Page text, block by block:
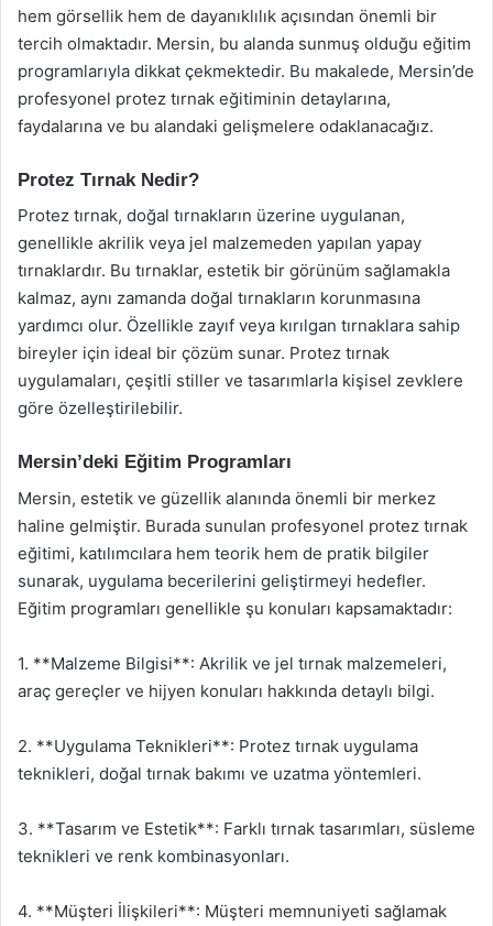
hem görsellik hem de dayanıklılık açısından önemli bir
tercih olmaktadır. Mersin, bu alanda sunmuş olduğu eğitim
programlarıyla dikkat çekmektedir. Bu makalede, Mersin’de
profesyonel protez tırnak eğitiminin detaylarına,
faydalarına ve bu alandaki gelişmelere odaklanacağız.
Protez Tırnak Nedir?
Protez tırnak, doğal tırnakların üzerine uygulanan,
genellikle akrilik veya jel malzemeden yapılan yapay
tırnaklardır. Bu tırnaklar, estetik bir görünüm sağlamakla
kalmaz, aynı zamanda doğal tırnakların korunmasına
yardımcı olur. Özellikle zayıf veya kırılgan tırnaklara sahip
bireyler için ideal bir çözüm sunar. Protez tırnak
uygulamaları, çeşitli stiller ve tasarımlarla kişisel zevklere
göre özelleştirilebilir.
Mersin’deki Eğitim Programları
Mersin, estetik ve güzellik alanında önemli bir merkez
haline gelmiştir. Burada sunulan profesyonel protez tırnak
eğitimi, katılımcılara hem teorik hem de pratik bilgiler
sunarak, uygulama becerilerini geliştirmeyi hedefler.
Eğitim programları genellikle şu konuları kapsamaktadır:
1. **Malzeme Bilgisi**: Akrilik ve jel tırnak malzemeleri,
araç gereçler ve hijyen konuları hakkında detaylı bilgi.
2. **Uygulama Teknikleri**: Protez tırnak uygulama
teknikleri, doğal tırnak bakımı ve uzatma yöntemleri.
3. **Tasarım ve Estetik**: Farklı tırnak tasarımları, süsleme
teknikleri ve renk kombinasyonları.
4. **Müşteri İlişkileri**: Müşteri memnuniyeti sağlamak